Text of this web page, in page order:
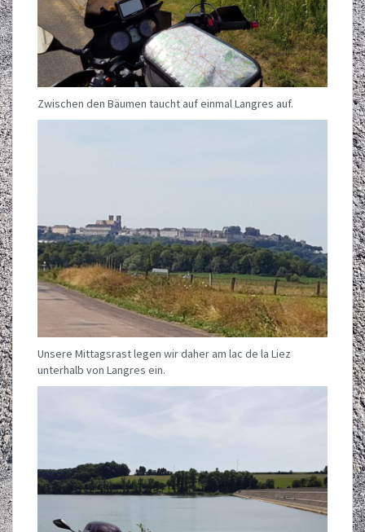
Zwischen den Bäumen taucht auf einmal Langres auf.
Unsere Mittagsrast legen wir daher am lac de la Liez
unterhalb von Langres ein.